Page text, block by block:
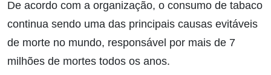
De acordo com a organização, o consumo de tabaco
continua sendo uma das principais causas evitáveis
de morte no mundo, responsável por mais de 7
milhões de mortes todos os anos.